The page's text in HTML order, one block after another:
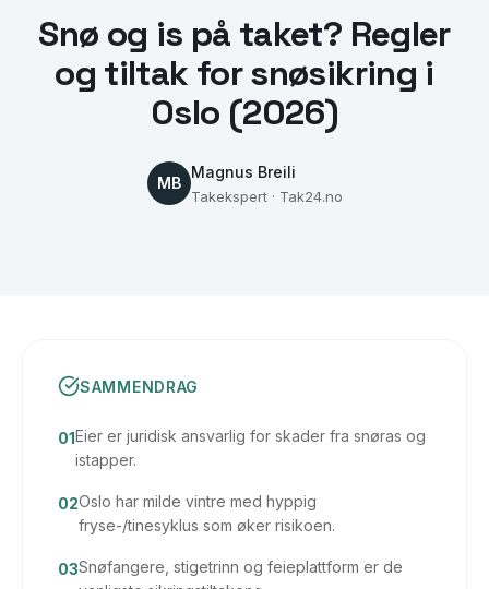
Snø og is på taket? Regler
og tiltak for snøsikring i
Oslo (2026)
MB
Magnus Breili
Takekspert · Tak24.no
SAMMENDRAG
01Eier er juridisk ansvarlig for skader fra snøras og
istapper.
02Oslo har milde vintre med hyppig
fryse-/tinesyklus som øker risikoen.
03Snøfangere, stigetrinn og feieplattform er de